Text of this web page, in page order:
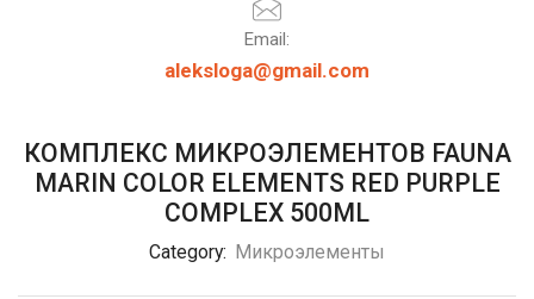
Email:
aleksloga@gmail.com
КОМПЛЕКС МИКРОЭЛЕМЕНТОВ FAUNA
MARIN COLOR ELEMENTS RED PURPLE
COMPLEX 500ML
Category: Микроэлементы